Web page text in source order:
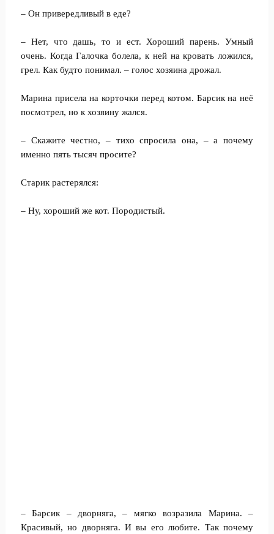
– Он привередливый в еде?
– Нет, что дашь, то и ест. Хороший парень. Умный
очень. Когда Галочка болела, к ней на кровать ложился,
грел. Как будто понимал. – голос хозяина дрожал.
Марина присела на корточки перед котом. Барсик на неё
посмотрел, но к хозяину жался.
– Скажите честно, – тихо спросила она, – а почему
именно пять тысяч просите?
Старик растерялся:
– Ну, хороший же кот. Породистый.
– Барсик – дворняга, – мягко возразила Марина. –
Красивый, но дворняга. И вы его любите. Так почему